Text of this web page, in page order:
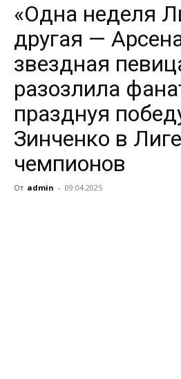
«Одна неделя
другая —
звездная
разозлила
празднуя
Зинченко в Лиге
чемпионов
От admin - 09.04.2025